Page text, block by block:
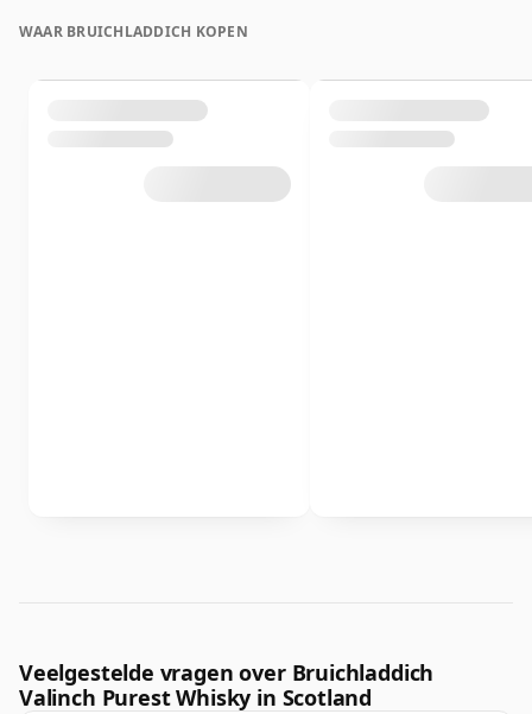
WAAR BRUICHLADDICH KOPEN
Veelgestelde vragen over Bruichladdich
Valinch Purest Whisky in Scotland